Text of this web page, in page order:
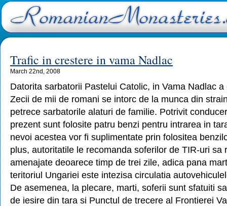
Trafic in crestere in vama Nadlac
March 22nd, 2008
Datorita sarbatorii Pastelui Catolic, in Vama Nadlac
Zecii de mii de romani se intorc de la munca din
petrece sarbatorile alaturi de familie. Potrivit
prezent sunt folosite patru benzi pentru intrarea in
nevoi acestea vor fi suplimentate prin folositea
plus, autoritatile le recomanda soferilor de TIR-uri sa
amenajate deoarece timp de trei zile, adica pana
teritoriul Ungariei este intezisa circulatia
De asemenea, la plecare, marti, soferii sunt sfatuiti
de iesire din tara si Punctul de trecere al Frontierei